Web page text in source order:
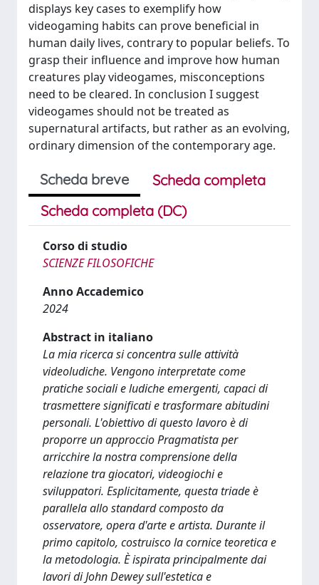
displays key cases to exemplify how
videogaming habits can prove beneficial in
human daily lives, contrary to popular beliefs. To
grasp their influence and improve how human
creatures play videogames, misconceptions
need to be cleared. In conclusion I suggest
videogames should not be treated as
supernatural artifacts, but rather as an evolving,
ordinary dimension of the contemporary age.
Scheda breve
Scheda completa
Scheda completa (DC)
Corso di studio
SCIENZE FILOSOFICHE
Anno Accademico
2024
Abstract in italiano
La mia ricerca si concentra sulle attività
videoludiche. Vengono interpretate come
pratiche sociali e ludiche emergenti, capaci di
trasmettere significati e trasformare abitudini
personali. L'obiettivo di questo lavoro è di
proporre un approccio Pragmatista per
arricchire la nostra comprensione della
relazione tra giocatori, videogiochi e
sviluppatori. Esplicitamente, questa triade è
parallela allo standard composto da
osservatore, opera d'arte e artista. Durante il
primo capitolo, costruisco la cornice teoretica e
la metodologia. È ispirata principalmente dai
lavori di John Dewey sull'estetica e